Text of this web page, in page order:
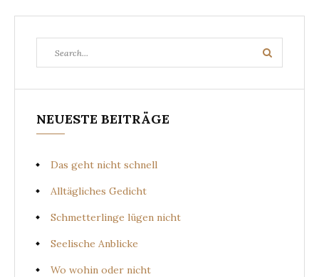
for:
Search
NEUESTE BEITRÄGE
Das geht nicht schnell
Alltägliches Gedicht
Schmetterlinge lügen nicht
Seelische Anblicke
Wo wohin oder nicht